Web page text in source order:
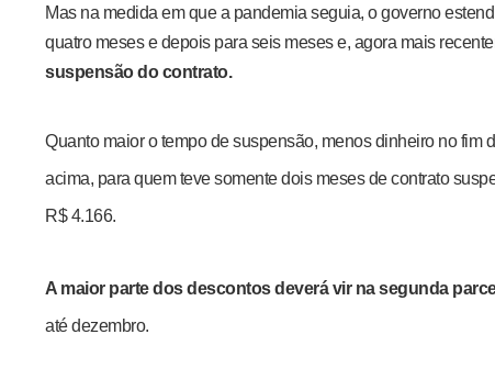
Mas na medida em que a pandemia seguia, o governo
quatro meses e depois para seis meses e, agora mais
suspensão do contrato.
Quanto maior o tempo de suspensão, menos dinheiro no fim
acima, para quem teve somente dois meses de contrato
R$ 4.166.
A maior parte dos descontos deverá vir na segunda
até dezembro.